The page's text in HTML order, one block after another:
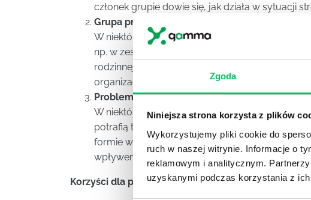
Zgoda
Niniejsza strona korzysta z plików
Wykorzystujemy pliki cookie do
ruch w naszej witrynie. Informacje o
reklamowym i analitycznym.
uzyskanymi podczas korzystania z ich
członek grupie dowie się, jak działa w sytuacji
Grupa pracująca w familijnej atmosferze
W niektórych grupach zawodowych pośpiech
np. w zespole księgowych. Tu lepiej będzie, jeśli
rodzinnej. Idealnym wyjściem zatem będzie
organizacja pikniku.
Problem ze wzajemną motywacją
W niektórych grupach istnieje również dość
potrafią tam wzajemnie się wspierać. Wtedy z
formie wyjścia na ściankę wspinaczkową.
wpływem stresu oraz nauczy się działać
Korzyści dla pracodawcy